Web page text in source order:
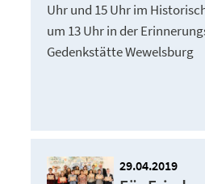
Uhr und 15 Uhr im
um 13 Uhr in der
Gedenkstätte Wewelsburg
29.04.2019